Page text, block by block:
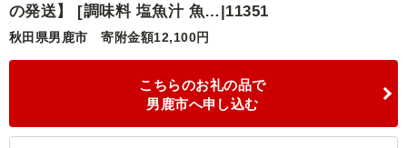
特集・おすすめ
の発送】 [調味料 塩魚汁 魚…|11351
秋田県男鹿市 寄附金額12,100円
こちらのお礼の品で
男鹿市へ申し込む